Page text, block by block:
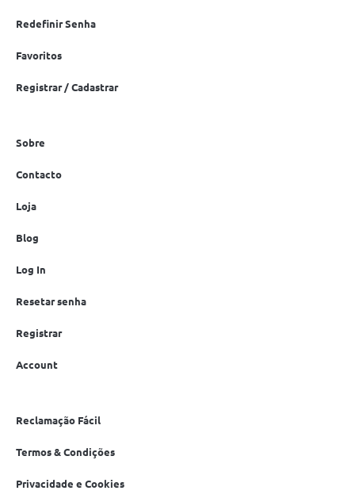
Redefinir Senha
Favoritos
Registrar / Cadastrar
Sobre
Contacto
Loja
Blog
Log In
Resetar senha
Registrar
Account
Reclamação Fácil
Termos & Condições
Privacidade e Cookies